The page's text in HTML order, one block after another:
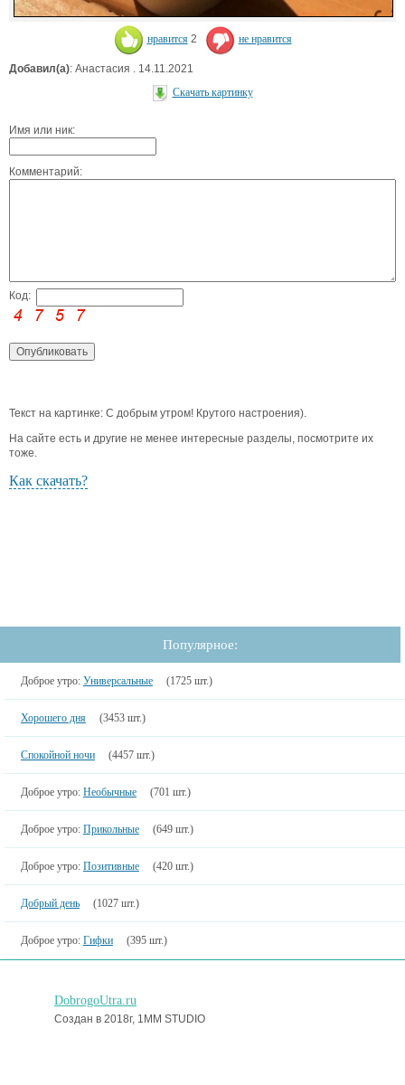
нравится 2 не нравится
Добавил(а): Анастасия . 14.11.2021
Скачать картинку
Имя или ник:
Комментарий:
Код:
Текст на картинке: С добрым утром! Крутого настроения).
На сайте есть и другие не менее интересные разделы, посмотрите их
тоже.
Как скачать?
Популярное:
Доброе утро: Универсальные (1725 шт.)
Хорошего дня (3453 шт.)
Спокойной ночи (4457 шт.)
Доброе утро: Необычные (701 шт.)
Доброе утро: Прикольные (649 шт.)
Доброе утро: Позитивные (420 шт.)
Добрый день (1027 шт.)
Доброе утро: Гифки (395 шт.)
DobrogoUtra.ru
Создан в 2018г, 1MM STUDIO